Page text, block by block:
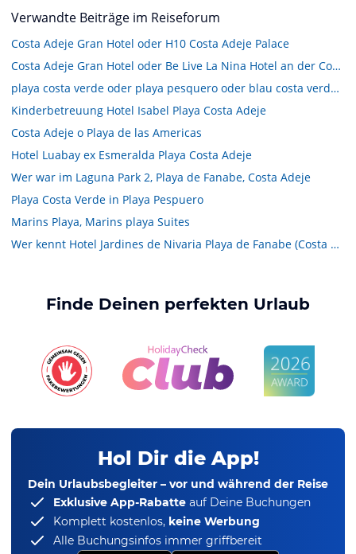
Verwandte Beiträge im Reiseforum
Costa Adeje Gran Hotel oder H10 Costa Adeje Palace
Costa Adeje Gran Hotel oder Be Live La Nina Hotel an der Costa Adeje?
playa costa verde oder playa pesquero oder blau costa verde beach??? brauche rat
Kinderbetreuung Hotel Isabel Playa Costa Adeje
Costa Adeje o Playa de las Americas
Hotel Luabay ex Esmeralda Playa Costa Adeje
Wer war im Laguna Park 2, Playa de Fanabe, Costa Adeje
Playa Costa Verde in Playa Pespuero
Marins Playa, Marins playa Suites
Wer kennt Hotel Jardines de Nivaria Playa de Fanabe (Costa Adeje)
Finde Deinen perfekten Urlaub
Hol Dir die App!
Dein Urlaubsbegleiter – vor und während der Reise
Exklusive App-Rabatte auf Deine Buchungen
Komplett kostenlos, keine Werbung
Alle Buchungsinfos immer griffbereit